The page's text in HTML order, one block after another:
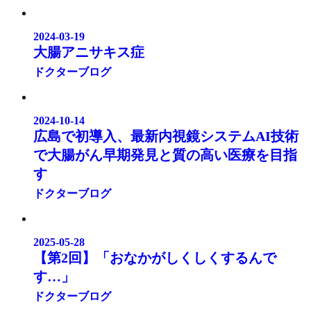
2024-03-19
大腸アニサキス症
ドクターブログ
2024-10-14
広島で初導入、最新内視鏡システムAI技術
で大腸がん早期発見と質の高い医療を目指
す
ドクターブログ
2025-05-28
【第2回】「おなかがしくしくするんで
す…」
ドクターブログ